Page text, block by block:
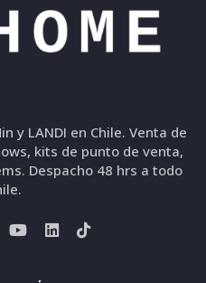
y LANDI en Chile. Venta de
kits de punto de venta,
Despacho 48 hrs a todo